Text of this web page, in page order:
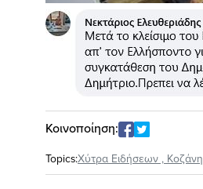
Κοινοποίηση:
Topics:Xύτρα Ειδήσεων , Κοζάνη